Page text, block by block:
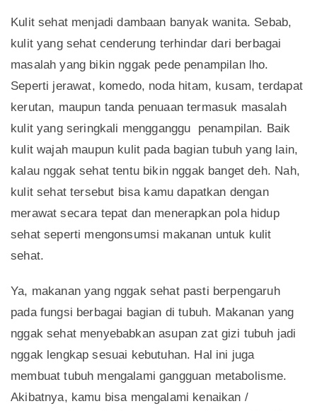
Kulit sehat menjadi dambaan banyak wanita. Sebab,
kulit yang sehat cenderung terhindar dari berbagai
masalah yang bikin nggak pede penampilan lho.
Seperti jerawat, komedo, noda hitam, kusam, terdapat
kerutan, maupun tanda penuaan termasuk masalah
kulit yang seringkali mengganggu penampilan. Baik
kulit wajah maupun kulit pada bagian tubuh yang lain,
kalau nggak sehat tentu bikin nggak banget deh. Nah,
kulit sehat tersebut bisa kamu dapatkan dengan
merawat secara tepat dan menerapkan pola hidup
sehat seperti mengonsumsi makanan untuk kulit
sehat.
Ya, makanan yang nggak sehat pasti berpengaruh
pada fungsi berbagai bagian di tubuh. Makanan yang
nggak sehat menyebabkan asupan zat gizi tubuh jadi
nggak lengkap sesuai kebutuhan. Hal ini juga
membuat tubuh mengalami gangguan metabolisme.
Akibatnya, kamu bisa mengalami kenaikan /